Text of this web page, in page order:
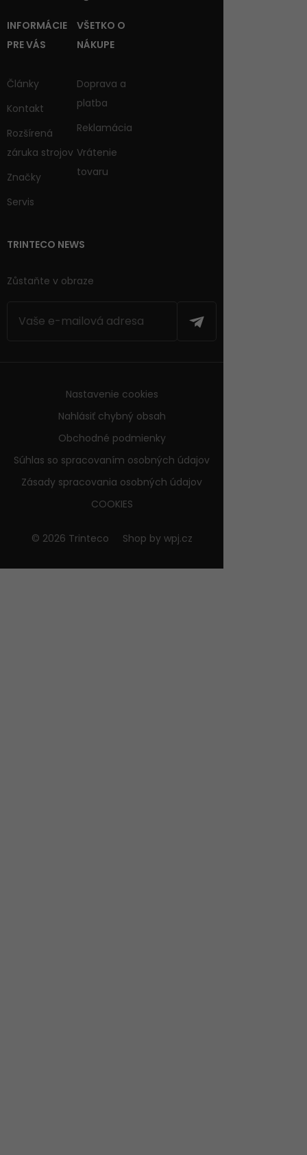
INFORMÁCIE
PRE VÁS
Články
Kontakt
Rozšírená
záruka strojov
Značky
Servis
VŠETKO O
NÁKUPE
Doprava a
platba
Reklamácia
Vrátenie
tovaru
TRINTECO NEWS
Zůstaňte v obraze
© 2026 Trinteco
Nastavenie cookies
Nahlásiť chybný obsah
Obchodné podmienky
Súhlas so spracovaním osobných údajov
Zásady spracovania osobných údajov
COOKIES
Shop by wpj.cz